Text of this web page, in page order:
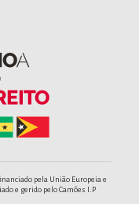
pela União Europeia e
e gerido pelo Camões I.P